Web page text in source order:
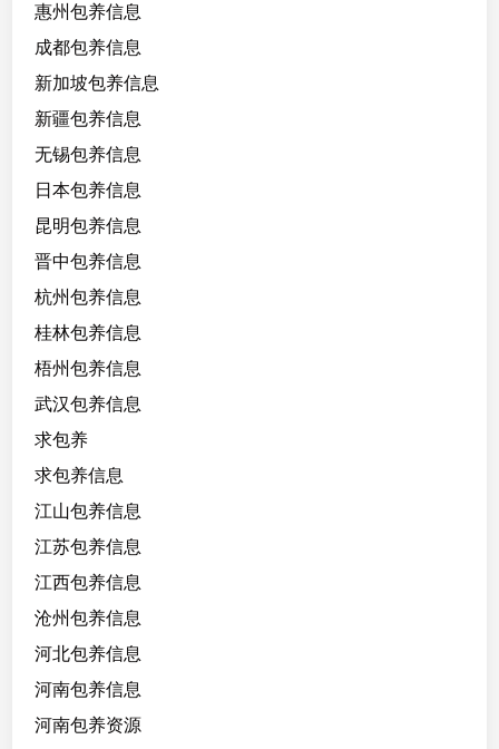
惠州包养信息
成都包养信息
新加坡包养信息
新疆包养信息
无锡包养信息
日本包养信息
昆明包养信息
晋中包养信息
杭州包养信息
桂林包养信息
梧州包养信息
武汉包养信息
求包养
求包养信息
江山包养信息
江苏包养信息
江西包养信息
沧州包养信息
河北包养信息
河南包养信息
河南包养资源